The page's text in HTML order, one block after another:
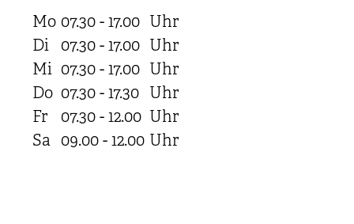
Mo 07.30 - 17.00 Uhr
Di
07.30 - 17.00 Uhr
Mi 07.30 - 17.00 Uhr
Do 07.30 - 17.30 Uhr
Fr
07.30 - 12.00 Uhr
Sa 09.00 - 12.00 Uhr